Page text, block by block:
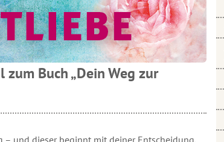
Buch „Dein Weg zur
– und dieser beginnt mit deiner Entscheidung,